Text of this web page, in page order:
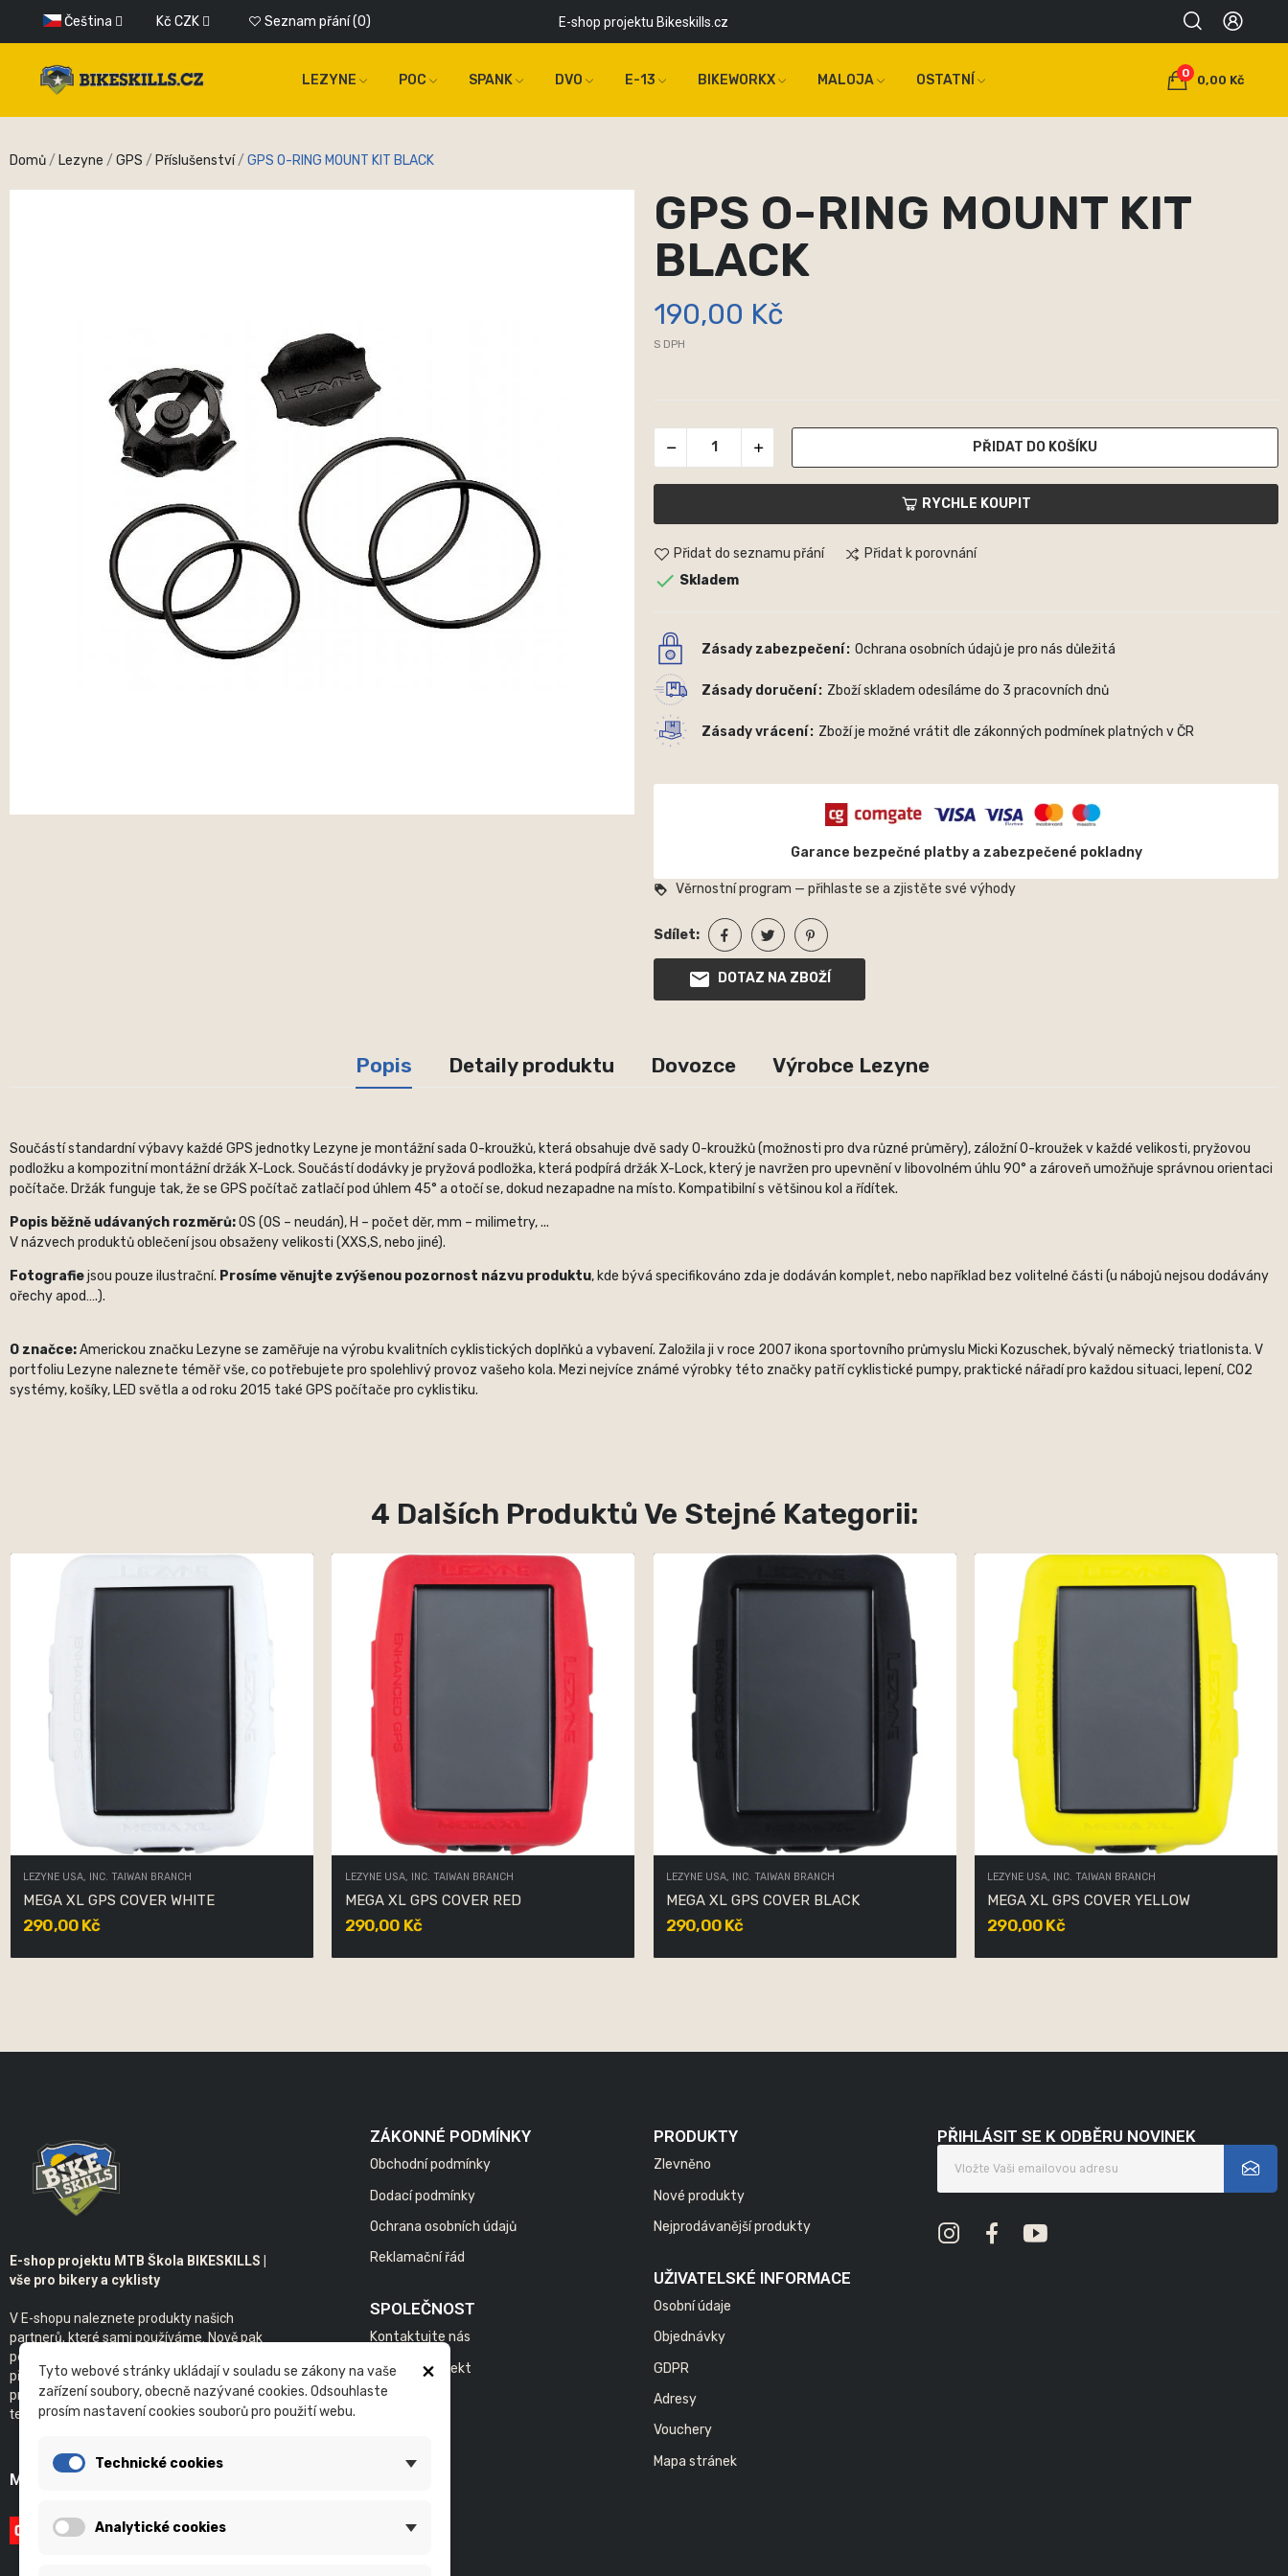
Čeština Kč CZK Seznam přání 0 E-shop projektu Bikeskills.cz
LEZYNE POC SPANK DVO E-13 BIKEWORKX MALOJA OSTATNÍ 0,00 Kč
0
Domů Lezyne GPS Příslušenství GPS O-RING MOUNT KIT BLACK
GPS O-RING MOUNT KIT
BLACK
190,00 Kč
S DPH
PŘIDAT DO KOŠÍKU
RYCHLE KOUPIT
Přidat do seznamu přání Přidat k porovnání
 Skladem
Zásady zabezpečení Ochrana osobních údajů je pro nás důležitá
Zásady doručení Zboží skladem odesíláme do 3 pracovních dnů
Zásady vrácení Zboží je možné vrátit dle zákonných podmínek platných v ČR
Garance bezpečné platby a zabezpečené pokladny
loyalty Věrnostní program — přihlaste se a zjistěte své výhody
Sdílet:
DOTAZ NA ZBOŽÍ
Popis Detaily produktu Dovozce Výrobce Lezyne
Součástí standardní výbavy každé GPS jednotky Lezyne je montážní sada O-kroužků, která obsahuje dvě sady O-kroužků (možnosti pro dva různé průměry), záložní O-kroužek v každé velikosti, pryžovou
podložku a kompozitní montážní držák X-Lock. Součástí dodávky je pryžová podložka, která podpírá držák X-Lock, který je navržen pro upevnění v libovolném úhlu 90° a zároveň umožňuje správnou orientaci
počítače. Držák funguje tak, že se GPS počítač zatlačí pod úhlem 45° a otočí se, dokud nezapadne na místo. Kompatibilní s většinou kol a řídítek.
Popis běžně udávaných rozměrů:OS (OS – neudán), H – počet děr, mm – milimetry, ...
V názvech produktů oblečení jsou obsaženy velikosti (XXS,S, nebo jiné).
Fotografiejsou pouze ilustrační. Prosíme věnujte zvýšenou pozornost názvu produktu, kde bývá specifikováno zda je dodáván komplet, nebo například bez volitelné části (u nábojů nejsou dodávány
ořechy apod….).
O značce:Americkou značku Lezyne se zaměřuje na výrobu kvalitních cyklistických doplňků a vybavení. Založila ji v roce 2007 ikona sportovního průmyslu Micki Kozuschek, bývalý německý triatlonista. V
portfoliu Lezyne naleznete téměř vše, co potřebujete pro spolehlivý provoz vašeho kola. Mezi nejvíce známé výrobky této značky patří cyklistické pumpy, praktické nářadí pro každou situaci, lepení, CO2
systémy, košíky, LED světla a od roku 2015 také GPS počítače pro cyklistiku.
4 Dalších Produktů Ve Stejné Kategorii:
LEZYNE USA, INC. TAIWAN BRANCH
MEGA XL GPS COVER WHITE
290,00 Kč
LEZYNE USA, INC. TAIWAN BRANCH
MEGA XL GPS COVER RED
290,00 Kč
LEZYNE USA, INC. TAIWAN BRANCH
MEGA XL GPS COVER BLACK
290,00 Kč
LEZYNE USA, INC. TAIWAN BRANCH
MEGA XL GPS COVER YELLOW
290,00 Kč
E-shop projektu MTB Škola BIKESKILLS |
vše pro bikery a cyklisty
V E-shopu naleznete produkty našich
partnerů, které sami používáme. Nově pak
poskytujeme servis kol s individuálním
přístupem. Samozřejmostí je základ našeho
projektu - individuální a skupinová výuka
technické jízdy na kole v terénu.
MOŽNOSTI PLATBY
ZÁKONNÉ PODMÍNKY
Obchodní podmínky
Dodací podmínky
Ochrana osobních údajů
Reklamační řád
SPOLEČNOST
Kontaktujte nás
Bikeskills projekt
PRODUKTY
Zlevněno
Nové produkty
Nejprodávanější produkty
UŽIVATELSKÉ INFORMACE
Osobní údaje
Objednávky
GDPR
Adresy
Vouchery
Mapa stránek
PŘIHLÁSIT SE K ODBĚRU NOVINEK
×
Tyto webové stránky ukládají v souladu se zákony na vaše
zařízení soubory, obecně nazývané cookies. Odsouhlaste
prosím nastavení cookies souborů pro použití webu.
Technické cookies
Analytické cookies